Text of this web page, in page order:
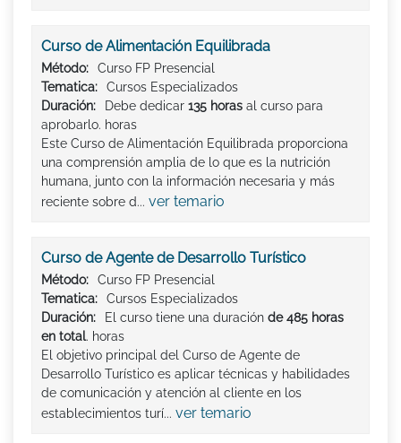
Curso de Alimentación Equilibrada
Método:
Curso FP Presencial
Tematica:
Cursos Especializados
Duración:
Debe dedicar 135 horas al curso para
aprobarlo. horas
Este Curso de Alimentación Equilibrada proporciona
una comprensión amplia de lo que es la nutrición
humana, junto con la información necesaria y más
reciente sobre d... ver temario
Curso de Agente de Desarrollo Turístico
Método:
Curso FP Presencial
Tematica:
Cursos Especializados
Duración:
El curso tiene una duración de 485 horas
en total. horas
El objetivo principal del Curso de Agente de
Desarrollo Turístico es aplicar técnicas y habilidades
de comunicación y atención al cliente en los
establecimientos turí... ver temario